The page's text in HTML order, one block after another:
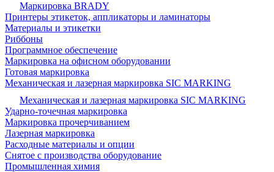
Маркировка BRADY
Принтеры этикеток, аппликаторы и ламинаторы
Материалы и этикетки
Риббоны
Программное обеспечение
Маркировка на офисном оборудовании
Готовая маркировка
Механическая и лазерная маркировка SIC MARKING
Механическая и лазерная маркировка SIC MARKING
Ударно-точечная маркировка
Маркировка прочерчиванием
Лазерная маркировка
Расходные материалы и опции
Снятое с производства оборудование
Промышленная химия